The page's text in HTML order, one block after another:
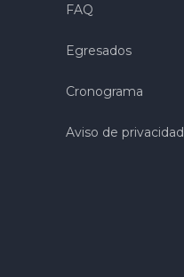
FAQ
Egresados
Cronograma
Aviso de privacidad